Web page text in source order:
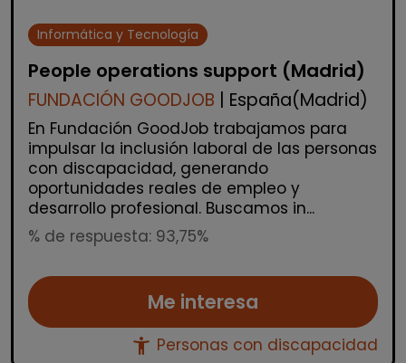
Informática y Tecnología
People operations support (Madrid)
FUNDACIÓN GOODJOB | España(Madrid)
En Fundación GoodJob trabajamos para
impulsar la inclusión laboral de las personas
con discapacidad, generando
oportunidades reales de empleo y
desarrollo profesional. Buscamos in...
% de respuesta: 93,75%
Me interesa
accessibility_new Personas con discapacidad